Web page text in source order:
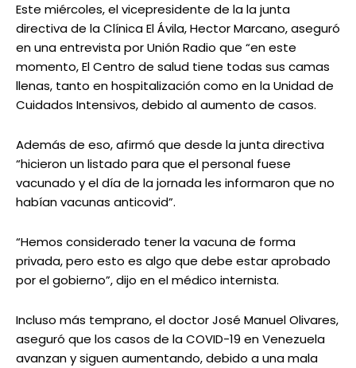
Este miércoles, el vicepresidente de la la junta
directiva de la Clínica El Ávila, Hector Marcano, aseguró
en una entrevista por Unión Radio que “en este
momento, El Centro de salud tiene todas sus camas
llenas, tanto en hospitalización como en la Unidad de
Cuidados Intensivos, debido al aumento de casos.
Además de eso, afirmó que desde la junta directiva
“hicieron un listado para que el personal fuese
vacunado y el día de la jornada les informaron que no
habían vacunas anticovid”.
“Hemos considerado tener la vacuna de forma
privada, pero esto es algo que debe estar aprobado
por el gobierno”, dijo en el médico internista.
Incluso más temprano, el doctor José Manuel Olivares,
aseguró que los casos de la COVID-19 en Venezuela
avanzan y siguen aumentando, debido a una mala